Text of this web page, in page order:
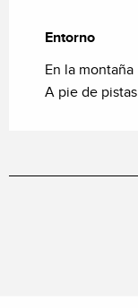
Entorno
Entorno
En la montaña
A pie de pistas